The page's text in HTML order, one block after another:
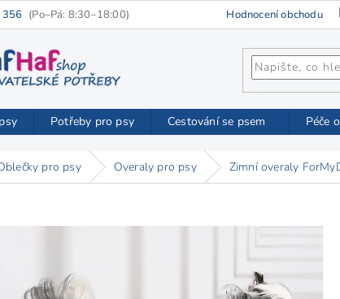
Hodnocení obchodu
Potřeby pro psy Cestování se psem Péče
pro psy Overaly pro psy Zimní overaly